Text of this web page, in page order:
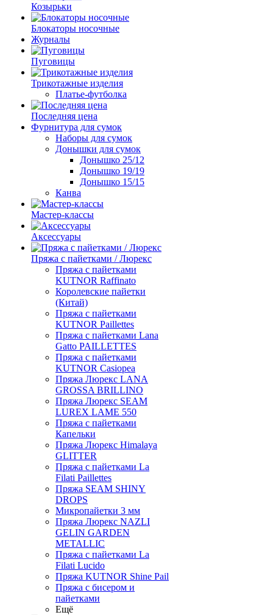
Козырьки
Блокаторы носочные
Журналы
Пуговицы
Трикотажные изделия
Платье-футболка
Последняя цена
Фурнитура для сумок
Наборы для сумок
Донышки для сумок
Донышко 25/12
Донышко 19/19
Донышко 15/15
Канва
Мастер-классы
Аксессуары
Пряжа с пайетками / Люрекс
Пряжа с пайетками
KUTNOR Raffinato
Королевские пайетки
(Китай)
Пряжа с пайетками
KUTNOR Paillettes
Пряжа с пайетками Lana
Gatto PAILLETTES
Пряжа с пайетками
KUTNOR Casiopea
Пряжа Люрекс LANA
GROSSA BRILLINO
Пряжа Люрекс SEAM
LUREX LAME 550
Пряжа с пайетками
Капельки
Пряжа Люрекс Himalaya
GLITTER
Пряжа с пайетками La
Filati Paillettes
Пряжа SEAM SHINY
DROPS
Микропайетки 3 мм
Пряжа Люрекс NAZLI
GELIN GARDEN
METALLIC
Пряжа с пайетками La
Filati Lucido
Пряжа KUTNOR Shine Pail
Пряжа с бисером и
пайетками
Ещё